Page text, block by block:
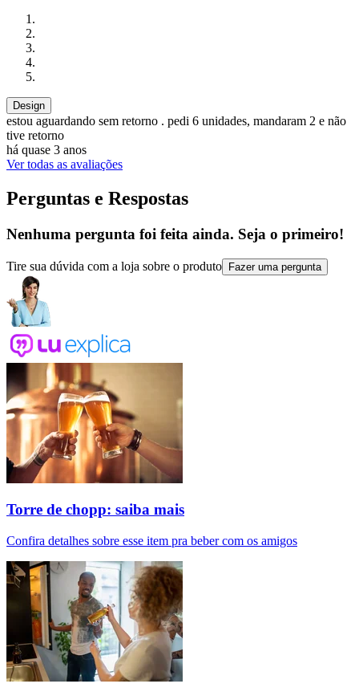
Design
estou aguardando sem retorno . pedi 6 unidades, mandaram 2 e não
tive retorno
há quase 3 anos
Ver todas as avaliações
Perguntas e Respostas
Nenhuma pergunta foi feita ainda. Seja o primeiro!
Tire sua dúvida com a loja sobre o produto Fazer uma pergunta
Torre de chopp: saiba mais
Confira detalhes sobre esse item pra beber com os amigos